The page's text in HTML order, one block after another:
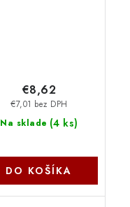
Na sklade (4 ks)
€7,01 bez DPH
€8,62
DO KOŠÍKA